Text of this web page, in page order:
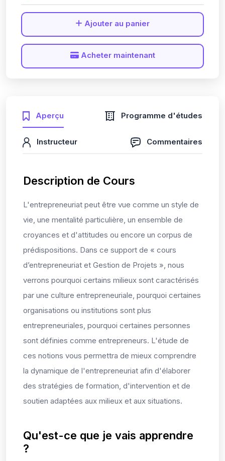
Aperçu Programme d'études
Instructeur Commentaires
Description de Cours
L'entrepreneuriat peut être vue comme un style de
vie, une mentalité particulière, un ensemble de
croyances et d'attitudes ou encore un corpus de
prédispositions. Dans ce support de « cours
d’entrepreneuriat et Gestion de Projets », nous
verrons pourquoi certains milieux sont caractérisés
par une culture entrepreneuriale, pourquoi certaines
organisations ou institutions sont plus
entrepreneuriales, pourquoi certaines personnes
sont définies comme entrepreneurs. L'étude de
ces notions vous permettra de mieux comprendre
la dynamique de l'entrepreneuriat afin d'élaborer
des stratégies de formation, d'intervention et de
soutien adaptées aux milieux et aux situations.
Qu'est-ce que je vais apprendre
?
Ajouter au panier
Acheter maintenant